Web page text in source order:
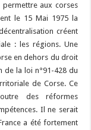
permettre aux corses
le 15 Mai 1975 la
créent
: les régions. Une
en dehors du droit
de la loi n°91-428 du
de Corse. Ce
des réformes
Il ne serait
a été fortement